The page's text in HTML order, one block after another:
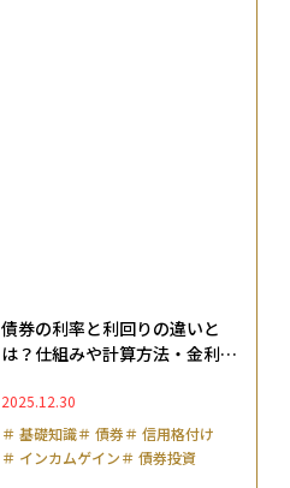
債券の利率と利回りの違いと
は？仕組みや計算方法・金利と
2025.12.30
＃ 基礎知識＃ 債券＃ 信用格付け
＃ インカムゲイン＃ 債券投資